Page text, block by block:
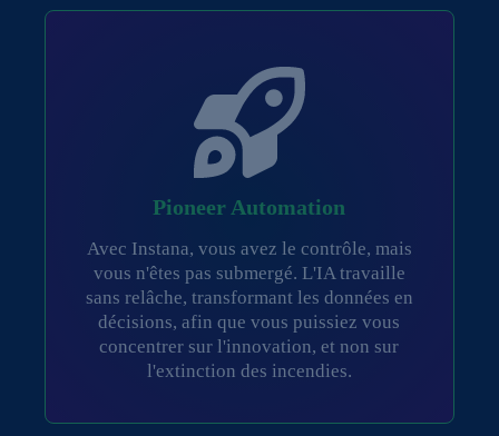
Pioneer Automation
Avec Instana, vous avez le contrôle, mais
vous n'êtes pas submergé. L'IA travaille
sans relâche, transformant les données en
décisions, afin que vous puissiez vous
concentrer sur l'innovation, et non sur
l'extinction des incendies.